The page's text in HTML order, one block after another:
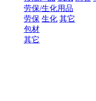
劳保/生化用品
劳保 生化 其它
包材
其它